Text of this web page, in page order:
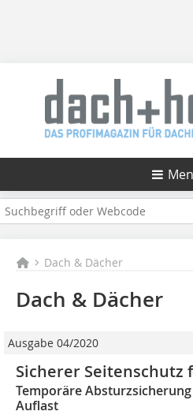
Dach & Dächer
Dach & Dächer
Ausgabe 04/2020
Sicherer Seitenschutz
Temporäre
Auflast